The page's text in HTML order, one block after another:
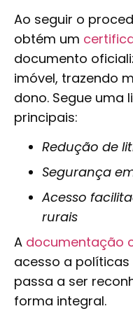
Ao seguir o
obtém um
documento
imóvel, trazendo
dono. Segue uma
principais:
Redução de
Segurança
Acesso
rurais
A documentação
acesso a políticas
passa a ser
forma integral.